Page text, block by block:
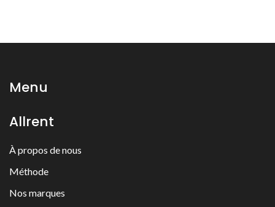
Menu
Allrent
À propos de nous
Méthode
Nos marques